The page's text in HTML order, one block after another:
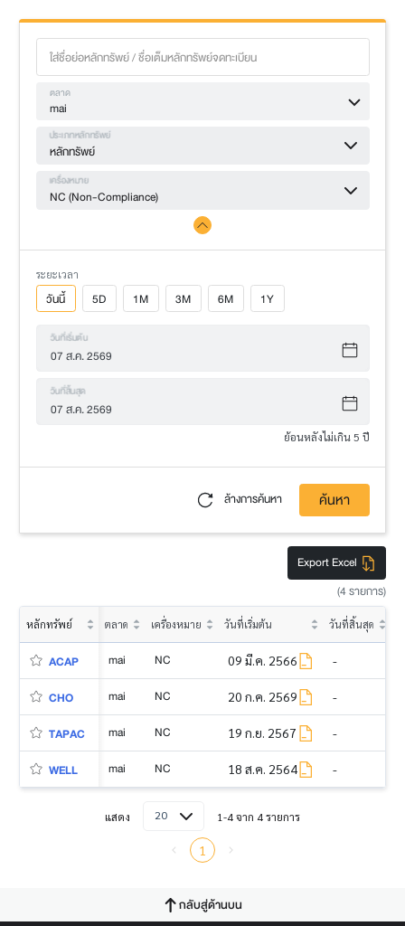
ตลาด
mai
ประเภทหลักทรัพย์
หลักทรัพย์
เครื่องหมาย
NC (Non-Compliance)
ระยะเวลา
วันนี้ 5D 1M 3M 6M 1Y
วันที่เริ่มต้น
วันที่สิ้นสุด
ย้อนหลังไม่เกิน 5 ปี
ล้างการค้นหา ค้นหา
Export Excel
(4 รายการ)
หลักทรัพย์ ตลาด เครื่องหมาย วันที่เริ่มต้น วันที่สิ้นสุด
ACAP mai NC 09 มี.ค. 2566 -
CHO mai NC 20 ก.ค. 2569 -
TAPAC mai NC 19 ก.ย. 2567 -
WELL mai NC 18 ส.ค. 2564 -
แสดง 20 1-4 จาก 4 รายการ
1
กลับสู่ด้านบน